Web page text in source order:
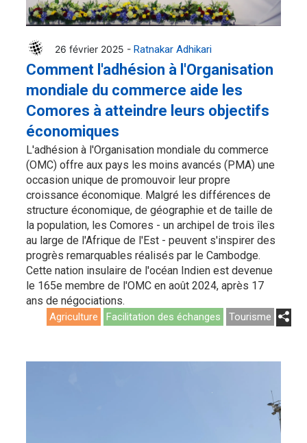
26 février 2025 - Ratnakar Adhikari
Comment l'adhésion à l'Organisation
mondiale du commerce aide les
Comores à atteindre leurs objectifs
économiques
L'adhésion à l'Organisation mondiale du commerce
(OMC) offre aux pays les moins avancés (PMA) une
occasion unique de promouvoir leur propre
croissance économique. Malgré les différences de
structure économique, de géographie et de taille de
la population, les Comores - un archipel de trois îles
au large de l'Afrique de l'Est - peuvent s'inspirer des
progrès remarquables réalisés par le Cambodge.
Cette nation insulaire de l'océan Indien est devenue
le 165e membre de l'OMC en août 2024, après 17
ans de négociations.
Agriculture Facilitation des échanges Tourisme